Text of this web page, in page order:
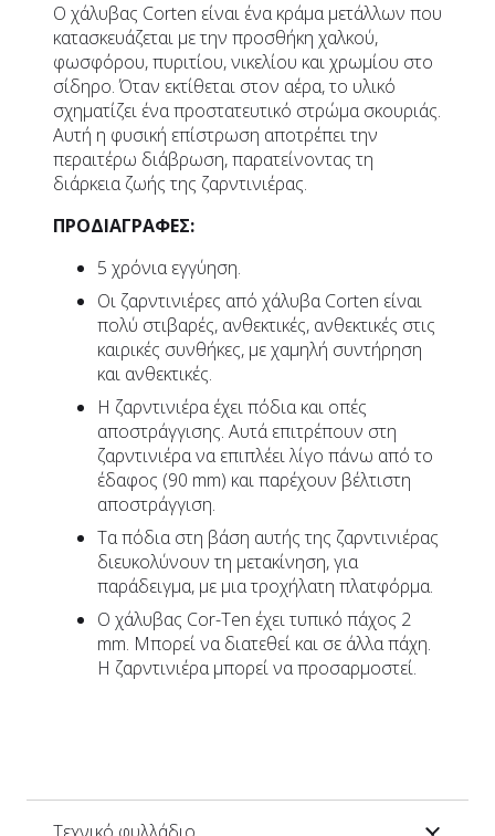
Ο χάλυβας Corten είναι ένα κράμα μετάλλων που
κατασκευάζεται με την προσθήκη χαλκού,
φωσφόρου, πυριτίου, νικελίου και χρωμίου στο
σίδηρο. Όταν εκτίθεται στον αέρα, το υλικό
σχηματίζει ένα προστατευτικό στρώμα σκουριάς.
Αυτή η φυσική επίστρωση αποτρέπει την
περαιτέρω διάβρωση, παρατείνοντας τη
διάρκεια ζωής της ζαρντινιέρας.
ΠΡΟΔΙΑΓΡΑΦΕΣ:
5 χρόνια εγγύηση.
Οι ζαρντινιέρες από χάλυβα Corten είναι
πολύ στιβαρές, ανθεκτικές, ανθεκτικές στις
καιρικές συνθήκες, με χαμηλή συντήρηση
και ανθεκτικές.
Η ζαρντινιέρα έχει πόδια και οπές
αποστράγγισης. Αυτά επιτρέπουν στη
ζαρντινιέρα να επιπλέει λίγο πάνω από το
έδαφος (90 mm) και παρέχουν βέλτιστη
αποστράγγιση.
Τα πόδια στη βάση αυτής της ζαρντινιέρας
διευκολύνουν τη μετακίνηση, για
παράδειγμα, με μια τροχήλατη πλατφόρμα.
Ο χάλυβας Cor-Ten έχει τυπικό πάχος 2
mm. Μπορεί να διατεθεί και σε άλλα πάχη.
Η ζαρντινιέρα μπορεί να προσαρμοστεί.